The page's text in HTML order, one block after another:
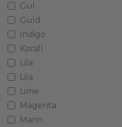
Gul
Guld
Indigo
Korall
Lila
Lila
Lime
Magenta
Marin